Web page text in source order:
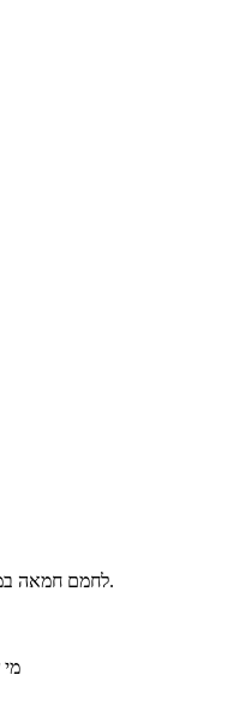
לחמם חמאה במחבת, לטגן בצל - כשהבצל שחום לשפוך על הגבינות ולערבב.